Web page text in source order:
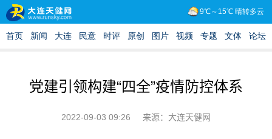
党建引领构建“四全”疫情防控体系
2022-09-03 09:26 来源：大连天健网